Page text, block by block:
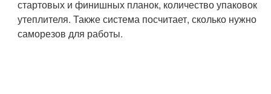
стартовых и финишных планок, количество упаковок
утеплителя. Также система посчитает, сколько нужно
саморезов для работы.